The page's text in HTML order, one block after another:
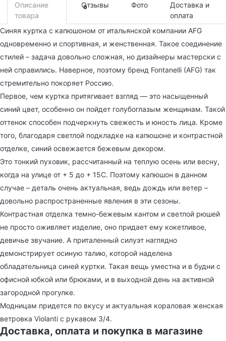
Описание
товара
Отзывы
0 Фото
Доставка и
оплата
Синяя куртка с капюшоном от итальянской компании AFG
одновременно и спортивная, и женственная. Такое соединение
стилей – задача довольно сложная, но дизайнеры мастерски с
ней справились. Наверное, поэтому бренд Fontanelli (AFG) так
стремительно покоряет Россию.
Первое, чем куртка притягивает взгляд — это насыщенный
синий цвет, особенно он пойдет голубоглазым женщинам. Такой
оттенок способен подчеркнуть свежесть и юность лица. Кроме
того, благодаря светлой подкладке на капюшоне и контрастной
отделке, синий освежается бежевым декором.
Это тонкий пуховик, рассчитанный на теплую осень или весну,
когда на улице от + 5 до + 15С. Поэтому капюшон в данном
случае – деталь очень актуальная, ведь дождь или ветер –
довольно распространенные явления в эти сезоны.
Контрастная отделка темно-бежевым кантом и светлой рюшей
не просто оживляет изделие, оно придает ему кокетливое,
девичье звучание. А приталенный силуэт наглядно
демонстрирует осиную талию, которой наделена
обладательница синей куртки. Такая вещь уместна и в будни с
офисной юбкой или брюками, и в выходной день на активной
загородной прогулке.
Модницам придется по вкусу и актуальная кораловая женская
ветровка Violanti с рукавом 3/4.
Доставка, оплата и покупка в магазине